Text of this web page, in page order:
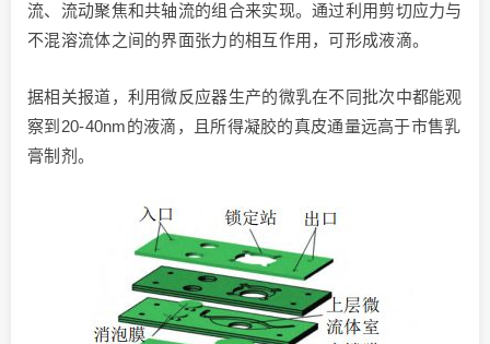
流、流动聚焦和共轴流的组合来实现。通过利用剪切应力与
不混溶流体之间的界面张力的相互作用，可形成液滴。
据相关报道，利用微反应器生产的微乳在不同批次中都能观
察到20-40nm的液滴，且所得凝胶的真皮通量远高于市售乳
膏制剂。